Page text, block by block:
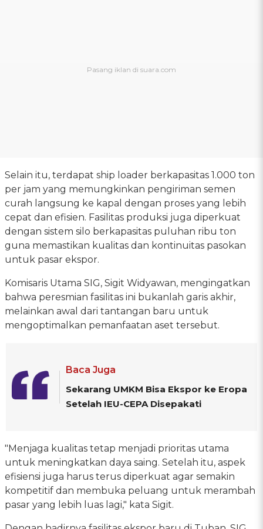
Selain itu, terdapat ship loader berkapasitas 1.000 ton
per jam yang memungkinkan pengiriman semen
curah langsung ke kapal dengan proses yang lebih
cepat dan efisien. Fasilitas produksi juga diperkuat
dengan sistem silo berkapasitas puluhan ribu ton
guna memastikan kualitas dan kontinuitas pasokan
untuk pasar ekspor.
Komisaris Utama SIG, Sigit Widyawan, mengingatkan
bahwa peresmian fasilitas ini bukanlah garis akhir,
melainkan awal dari tantangan baru untuk
mengoptimalkan pemanfaatan aset tersebut.
Baca Juga
Sekarang UMKM Bisa Ekspor ke Eropa
Setelah IEU-CEPA Disepakati
"Menjaga kualitas tetap menjadi prioritas utama
untuk meningkatkan daya saing. Setelah itu, aspek
efisiensi juga harus terus diperkuat agar semakin
kompetitif dan membuka peluang untuk merambah
pasar yang lebih luas lagi," kata Sigit.